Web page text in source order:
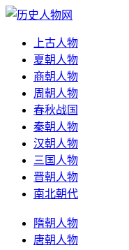
上古人物
夏朝人物
商朝人物
周朝人物
春秋战国
秦朝人物
汉朝人物
三国人物
晋朝人物
南北朝代
隋朝人物
唐朝人物